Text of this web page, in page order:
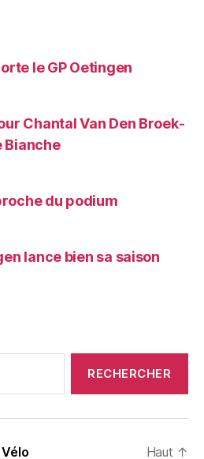
le GP Oetingen
Chantal Van Den Broek-
Bianche
du podium
lance bien sa saison
Haut ↑